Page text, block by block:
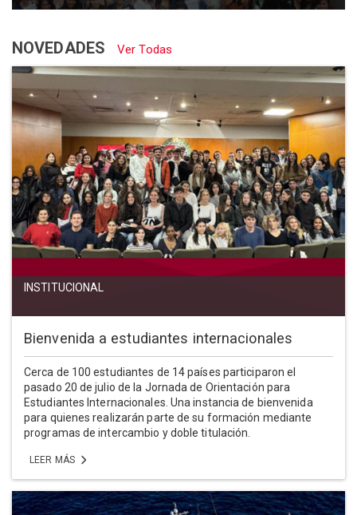
NOVEDADES Ver Todas
INSTITUCIONAL
Bienvenida a estudiantes internacionales
Cerca de 100 estudiantes de 14 países participaron el
pasado 20 de julio de la Jornada de Orientación para
Estudiantes Internacionales. Una instancia de bienvenida
para quienes realizarán parte de su formación mediante
programas de intercambio y doble titulación.
LEER MÁS